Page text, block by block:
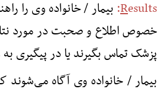
esults
R
: بیمار / خانواده وی را
خصوص اطلاع و صحبت در مورد
پزشک تماس بگیرند یا در پیگیری
بیمار / خانواده وی آگاه می‌شوند